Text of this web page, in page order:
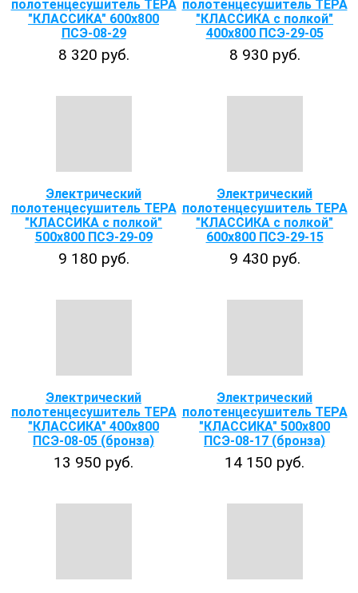
полотенцесушитель ТЕРА
"КЛАССИКА" 600х800
ПСЭ-08-29
8 320 руб.
полотенцесушитель ТЕРА
"КЛАССИКА с полкой"
400х800 ПСЭ-29-05
8 930 руб.
Электрический
полотенцесушитель ТЕРА
"КЛАССИКА с полкой"
500х800 ПСЭ-29-09
9 180 руб.
Электрический
полотенцесушитель ТЕРА
"КЛАССИКА с полкой"
600х800 ПСЭ-29-15
9 430 руб.
Электрический
полотенцесушитель ТЕРА
"КЛАССИКА" 400х800
ПСЭ-08-05 (бронза)
13 950 руб.
Электрический
полотенцесушитель ТЕРА
"КЛАССИКА" 500х800
ПСЭ-08-17 (бронза)
14 150 руб.